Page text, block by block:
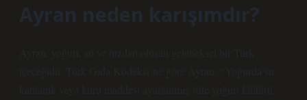
Ayran neden karışımdır?
Ayran, yoğurt, su ve tuzdan oluşan geleneksel bir Türk
içeceğidir. Türk Gıda Kodeksi’ne göre Ayran, “Yoğurda su
katılarak veya kuru maddesi ayarlanmış süte yoğurt kültürü